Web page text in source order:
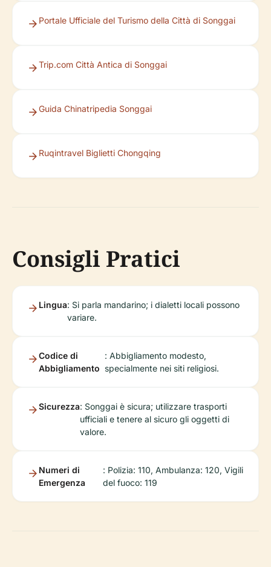
Portale Ufficiale del Turismo della Città di Songgai
Trip.com Città Antica di Songgai
Guida Chinatripedia Songgai
Ruqintravel Biglietti Chongqing
Consigli Pratici
Lingua: Si parla mandarino; i dialetti locali possono
variare.
Codice di
Abbigliamento
: Abbigliamento modesto,
specialmente nei siti religiosi.
Sicurezza: Songgai è sicura; utilizzare trasporti
ufficiali e tenere al sicuro gli oggetti di
valore.
Numeri di
Emergenza
: Polizia: 110, Ambulanza: 120, Vigili
del fuoco: 119